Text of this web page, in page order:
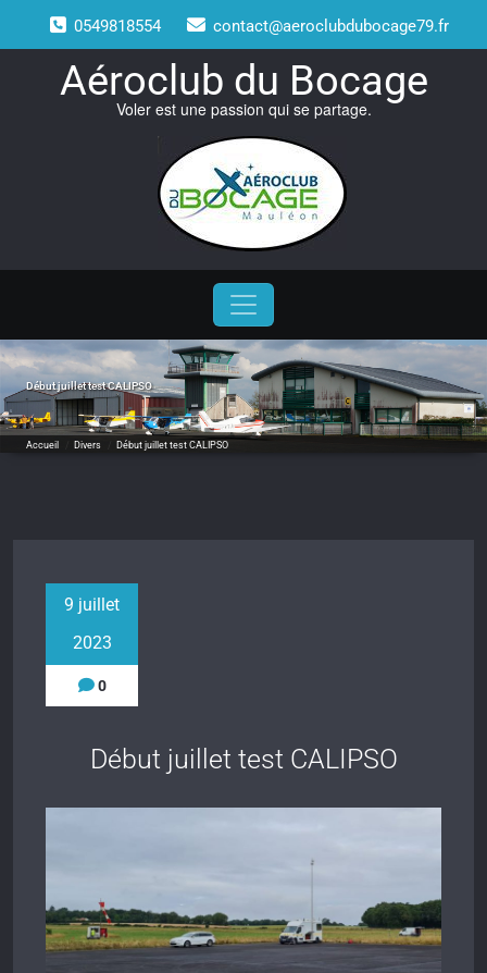
content
0549818554 contact@aeroclubdubocage79.fr
Aéroclub du Bocage
Voler est une passion qui se partage.
Début juillet test CALIPSO
Accueil Divers Début juillet test CALIPSO
9 juillet
2023
0
Début juillet test CALIPSO